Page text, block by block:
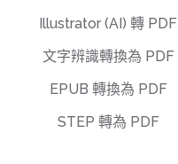
Illustrator (AI) 轉 PDF
文字辨識轉換為 PDF
EPUB 轉換為 PDF
STEP 轉為 PDF